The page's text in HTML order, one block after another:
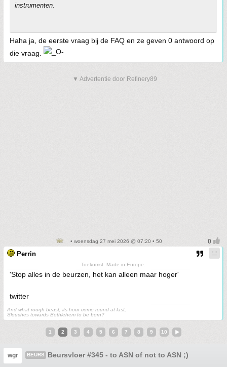
instrumenten.
Haha ja, de eerste vraag bij de FAQ en ze geven 0 antwoord op
die vraag.
▼ Advertentie door Refinery89
• woensdag 27 mei 2026 @ 07:20 • 50
Perrin
Toekomst. Made in Europe.
'Stop alles in de beurzen, het kan alleen maar hoger'
twitter
And what rough beast, its hour come round at last,
Slouches towards Bethlehem to be born?
1 2 3 4 5 6 7 8 9 10
wgr BEURS Beursvloer #345 - to ASN of not to ASN ;)